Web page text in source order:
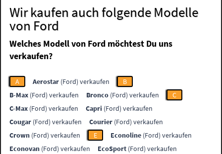
Wir kaufen auch folgende Modelle
von Ford
Welches Modell von Ford möchtest Du uns
verkaufen?
A Aerostar (Ford) verkaufen
B
B-Max (Ford) verkaufen Bronco (Ford) verkaufen
C
C-Max (Ford) verkaufen Capri (Ford) verkaufen
Cougar (Ford) verkaufen Courier (Ford) verkaufen
Crown (Ford) verkaufen E Econoline (Ford) verkaufen
Econovan (Ford) verkaufen EcoSport (Ford) verkaufen